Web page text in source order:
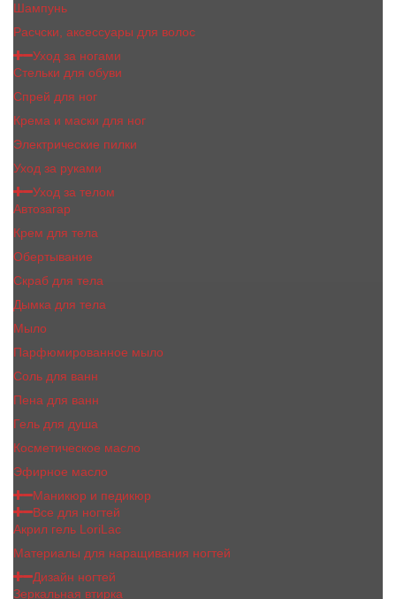
Шампунь
Расчски, аксессуары для волос
Уход за ногами
Стельки для обуви
Спрей для ног
Крема и маски для ног
Электрические пилки
Уход за руками
Уход за телом
Автозагар
Крем для тела
Обертывание
Скраб для тела
Дымка для тела
Мыло
Парфюмированное мыло
Соль для ванн
Пена для ванн
Гель для душа
Косметическое масло
Эфирное масло
Маникюр и педикюр
Все для ногтей
Акрил гель LoriLac
Материалы для наращивания ногтей
Дизайн ногтей
Зеркальная втирка